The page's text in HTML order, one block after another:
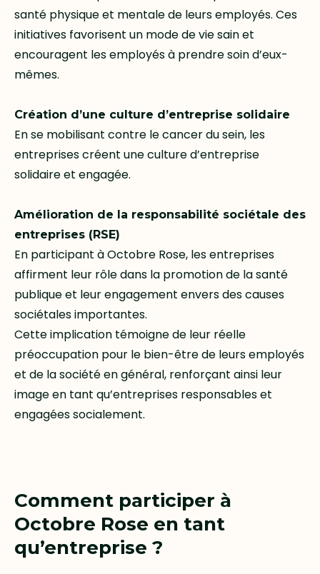
santé physique et mentale de leurs employés. Ces
initiatives favorisent un mode de vie sain et
encouragent les employés à prendre soin d’eux-
mêmes.
Création d’une culture d’entreprise solidaire
En se mobilisant contre le cancer du sein, les
entreprises créent une culture d’entreprise
solidaire et engagée.
Amélioration de la responsabilité sociétale des
entreprises (RSE)
En participant à Octobre Rose, les entreprises
affirment leur rôle dans la promotion de la santé
publique et leur engagement envers des causes
sociétales importantes.
Cette implication témoigne de leur réelle
préoccupation pour le bien-être de leurs employés
et de la société en général, renforçant ainsi leur
image en tant qu’entreprises responsables et
engagées socialement.
Comment participer à
Octobre Rose en tant
qu’entreprise ?